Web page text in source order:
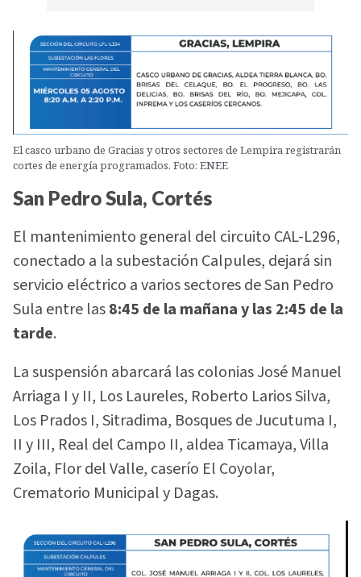
El casco urbano de Gracias y otros sectores de Lempira registrarán
cortes de energía programados. Foto: ENEE
San Pedro Sula, Cortés
El mantenimiento general del circuito CAL-L296,
conectado a la subestación Calpules, dejará sin
servicio eléctrico a varios sectores de San Pedro
Sula entre las8:45 de la mañana y las 2:45 de la
tarde.
La suspensión abarcará las colonias José Manuel
Arriaga I y II, Los Laureles, Roberto Larios Silva,
Los Prados I, Sitradima, Bosques de Jucutuma I,
II y III, Real del Campo II, aldea Ticamaya, Villa
Zoila, Flor del Valle, caserío El Coyolar,
Crematorio Municipal y Dagas.